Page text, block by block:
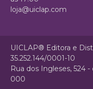
loja@uiclap.com
UICLAP® Editora e
35.252.144/0001-10
Rua dos Ingleses, 524 -
000